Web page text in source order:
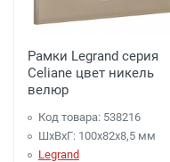
Рамки Legrand серия
Celiane цвет никель
велюр
Код товара: 538216
ШхВхГ: 100x82x8,5 мм
Legrand